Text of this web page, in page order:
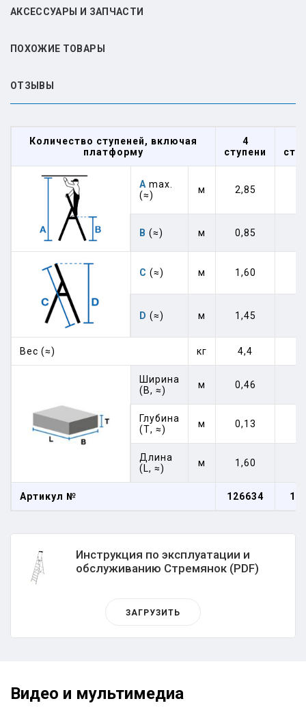
АКСЕССУАРЫ И ЗАПЧАСТИ
ПОХОЖИЕ ТОВАРЫ
ОТЗЫВЫ
Артикул № 126634
Количество ступеней, включая
платформу
4
ступени
А max.
(≈)
м 2,85
В (≈) м 0,85
C (≈) м 1,60
D (≈) м 1,45
Вес (≈) кг 4,4
Ширина
(В, ≈)
м 0,46
Глубина
(Т, ≈)
м 0,13
Длина
(L, ≈)
м 1,60
Инструкция по эксплуатации и
обслуживанию Стремянок (PDF)
ЗАГРУЗИТЬ
Видео и мультимедиа